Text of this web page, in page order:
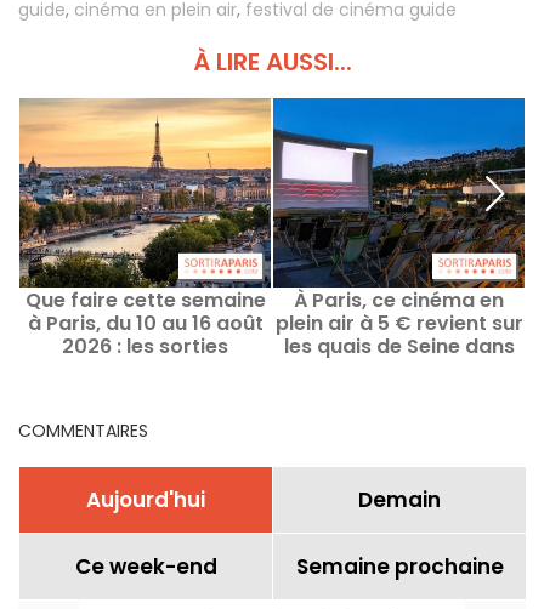
guide, cinéma en plein air, festival de cinéma guide
À LIRE AUSSI...
Que faire cette semaine
à Paris, du 10 au 16 août
2026 : les sorties
À Paris, ce cinéma en
plein air à 5 € revient sur
les quais de Seine dans
COMMENTAIRES
Aujourd'hui Demain
Ce week-end Semaine prochaine